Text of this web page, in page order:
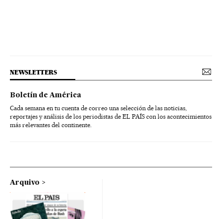
NEWSLETTERS
Boletín de América
Cada semana en tu cuenta de correo una selección de las noticias,
reportajes y análisis de los periodistas de EL PAÍS con los acontecimientos
más relevantes del continente.
Arquivo